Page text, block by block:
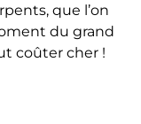
que l’on
du grand
coûter cher !